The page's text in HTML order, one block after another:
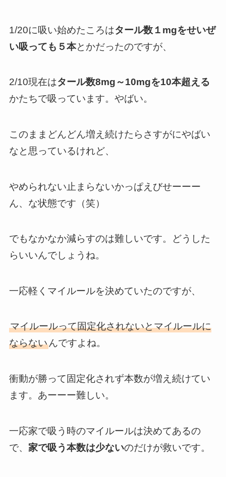
1/20に吸い始めたころはタール数１mgをせいぜ
い吸っても５本とかだったのですが、
2/10現在はタール数8mg～10mgを10本超える
かたちで吸っています。やばい。
このままどんどん増え続けたらさすがにやばい
なと思っているけれど、
やめられない止まらないかっぱえびせーーー
ん、な状態です（笑）
でもなかなか減らすのは難しいです。どうした
らいいんでしょうね。
一応軽くマイルールを決めていたのですが、
マイルールって固定化されないとマイルールに
ならないんですよね。
衝動が勝って固定化されず本数が増え続けてい
ます。あーーー難しい。
一応家で吸う時のマイルールは決めてあるの
で、 家で吸う本数は少ないのだけが救いです。